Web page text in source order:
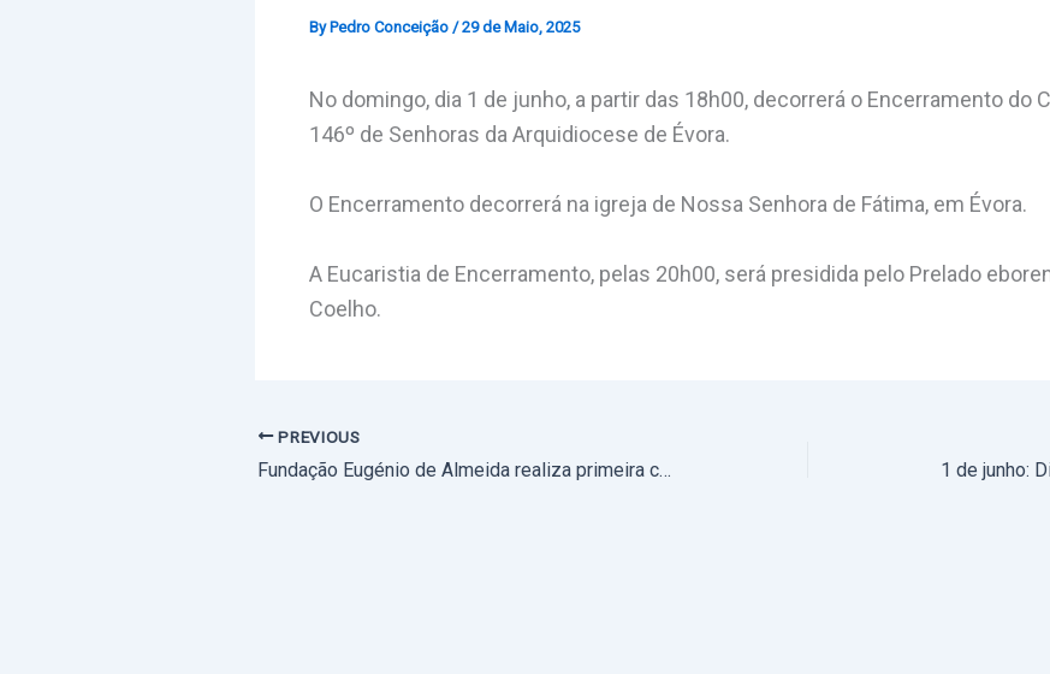
By Pedro Conceição /29 de Maio, 2025
No domingo, dia 1 de junho, a partir das 18h00, decorrerá o Encerramento do
146º de Senhoras da Arquidiocese de Évora.
O Encerramento decorrerá na igreja de Nossa Senhora de Fátima, em Évora.
A Eucaristia de Encerramento, pelas 20h00, será presidida pelo Prelado
Coelho.
PREVIOUS
Fundação Eugénio de Almeida realiza primeira conferência integrada no Ciclo “Territórios de Fronteira” (com fotos)